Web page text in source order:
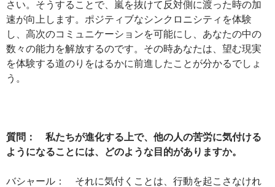
さい。そうすることで、嵐を抜けて反対側に渡った時の加
速が向上します。ポジティブなシンクロニシティを体験
し、高次のコミュニケーションを可能にし、あなたの中の
数々の能力を解放するのです。その時あなたは、望む現実
を体験する道のりをはるかに前進したことが分かるでしょ
う。
質問： 私たちが進化する上で、他の人の苦労に気付ける
ようになることには、どのような目的がありますか。
バシャール： それに気付くことは、行動を起こさなけれ